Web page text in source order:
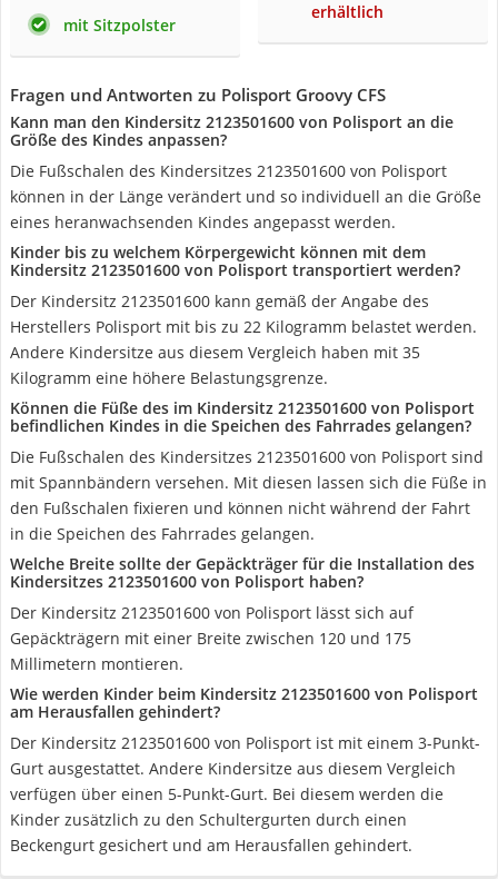
mit Sitzpolster
erhältlich
Fragen und Antworten zu Polisport Groovy CFS
Kann man den Kindersitz 2123501600 von Polisport an die
Größe des Kindes anpassen?
Die Fußschalen des Kindersitzes 2123501600 von Polisport
können in der Länge verändert und so individuell an die Größe
eines heranwachsenden Kindes angepasst werden.
Kinder bis zu welchem Körpergewicht können mit dem
Kindersitz 2123501600 von Polisport transportiert werden?
Der Kindersitz 2123501600 kann gemäß der Angabe des
Herstellers Polisport mit bis zu 22 Kilogramm belastet werden.
Andere Kindersitze aus diesem Vergleich haben mit 35
Kilogramm eine höhere Belastungsgrenze.
Können die Füße des im Kindersitz 2123501600 von Polisport
befindlichen Kindes in die Speichen des Fahrrades gelangen?
Die Fußschalen des Kindersitzes 2123501600 von Polisport sind
mit Spannbändern versehen. Mit diesen lassen sich die Füße in
den Fußschalen fixieren und können nicht während der Fahrt
in die Speichen des Fahrrades gelangen.
Welche Breite sollte der Gepäckträger für die Installation des
Kindersitzes 2123501600 von Polisport haben?
Der Kindersitz 2123501600 von Polisport lässt sich auf
Gepäckträgern mit einer Breite zwischen 120 und 175
Millimetern montieren.
Wie werden Kinder beim Kindersitz 2123501600 von Polisport
am Herausfallen gehindert?
Der Kindersitz 2123501600 von Polisport ist mit einem 3-Punkt-
Gurt ausgestattet. Andere Kindersitze aus diesem Vergleich
verfügen über einen 5-Punkt-Gurt. Bei diesem werden die
Kinder zusätzlich zu den Schultergurten durch einen
Beckengurt gesichert und am Herausfallen gehindert.